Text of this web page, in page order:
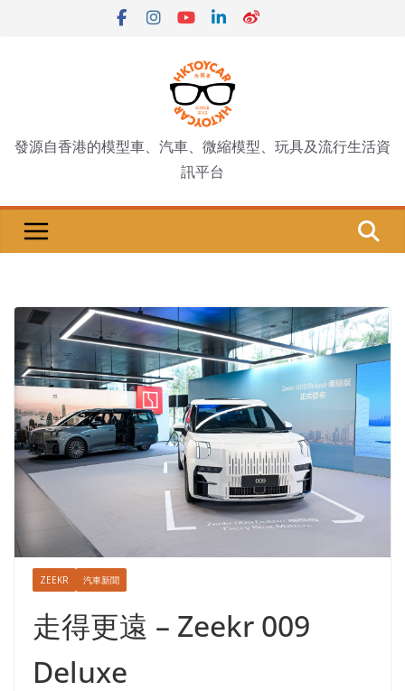
發源自香港的模型車、汽車、微縮模型、玩具及流行生活資
訊平台
ZEEKR 汽車新聞
走得更遠 – Zeekr 009
Deluxe